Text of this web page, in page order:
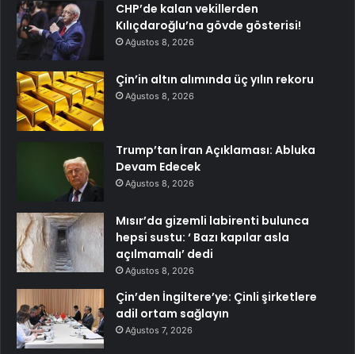
CHP’de kalan vekillerden
Kılıçdaroğlu’na gövde gösterisi!
Ağustos 8, 2026
Çin’in altın alımında üç yılın rekoru
Ağustos 8, 2026
Trump’tan İran Açıklaması: Abluka
Devam Edecek
Ağustos 8, 2026
Mısır’da gizemli labirenti bulunca
hepsi sustu: ‘ Bazı kapılar asla
açılmamalı’ dedi
Ağustos 8, 2026
Çin’den İngiltere’ye: Çinli şirketlere
adil ortam sağlayın
Ağustos 7, 2026